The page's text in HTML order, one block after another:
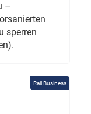
–
sperren
Rail Business